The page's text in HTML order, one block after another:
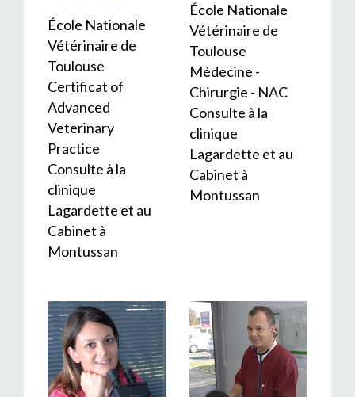
École Nationale
Vétérinaire de
Toulouse
Certificat of
Advanced
Veterinary
Practice
Consulte à la
clinique
Lagardette et au
Cabinet à
Montussan
École Nationale
Vétérinaire de
Toulouse
Médecine -
Chirurgie - NAC
Consulte à la
clinique
Lagardette et au
Cabinet à
Montussan